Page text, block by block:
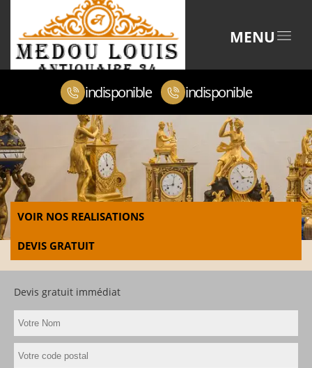
MENU
indisponible indisponible
VOIR NOS REALISATIONS
DEVIS GRATUIT
Devis gratuit immédiat